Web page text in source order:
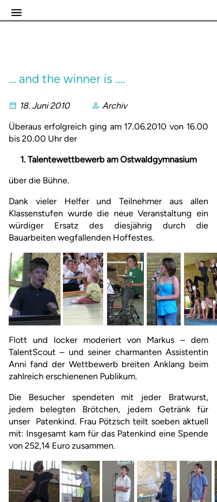
… and the winner is ….
18. Juni 2010
Archiv
Überaus erfolgreich ging am 17.06.2010 von 16.00
bis 20.00 Uhr der
1. Talentewettbewerb am Ostwaldgymnasium
über die Bühne.
Dank vieler Helfer und Teilnehmer aus allen
Klassenstufen wurde die neue Veranstaltung ein
würdiger Ersatz des diesjährig durch die
Bauarbeiten wegfallenden Hoffestes.
Flott und locker moderiert von Markus – dem
TalentScout – und seiner charmanten Assistentin
Anni fand der Wettbewerb breiten Anklang beim
zahlreich erschienenen Publikum.
Die Besucher spendeten mit jeder Bratwurst,
jedem belegten Brötchen, jedem Getränk für
unser Patenkind. Frau Pötzsch teilt soeben aktuell
mit: Insgesamt kam für das Patenkind eine Spende
von 252,14 Euro zusammen.